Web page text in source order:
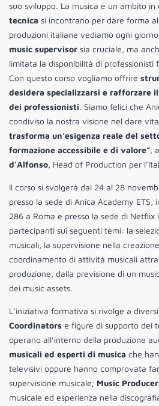
suo sviluppo. La musica è un ambito in
tecnica si incontrano per dare forma
produzioni italiane vediamo ogni
music supervisor sia cruciale, ma
limitata la disponibilità di professionisti
Con questo corso vogliamo offrire
desidera specializzarsi e rafforzare
dei professionisti. Siamo felici che
condiviso la nostra visione nel dare
trasforma un’esigenza reale del
formazione accessibile e di valore”,
d’Alfonso, Head of Production per
Il corso si svolgerà dal 24 al 28
presso la sede di Anica Academy ETS,
286 a Roma e presso la sede di
partecipanti sui seguenti temi: la
musicali, la supervisione nella
coordinamento di attività musicali
produzione, dalla previsione di un
dei music assets.
L’iniziativa formativa si rivolge a
Coordinators e figure di supporto dei
operano all’interno della produzione
musicali ed esperti di musica che
televisivi oppure hanno comprovata
supervisione musicale; Music
musicale ed esperienza nella